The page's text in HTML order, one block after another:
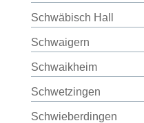
Schwäbisch Hall
Schwaigern
Schwaikheim
Schwetzingen
Schwieberdingen